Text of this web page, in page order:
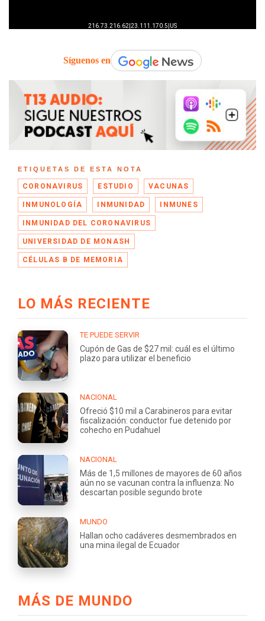
Síguenos en
ETIQUETAS DE ESTA NOTA
CORONAVIRUS ESTUDIO VACUNAS
INMUNOLOGÍA INMUNIDAD INMUNES
INMUNIDAD DEL CORONAVIRUS
UNIVERSIDAD DE MONASH
CÉLULAS B DE MEMORIA
LO MÁS RECIENTE
TE PUEDE SERVIR
Cupón de Gas de $27 mil: cuál es el último
plazo para utilizar el beneficio
NACIONAL
Ofreció $10 mil a Carabineros para evitar
fiscalización: conductor fue detenido por
cohecho en Pudahuel
NACIONAL
Más de 1,5 millones de mayores de 60 años
aún no se vacunan contra la influenza: No
descartan posible segundo brote
MUNDO
Hallan ocho cadáveres desmembrados en
una mina ilegal de Ecuador
MÁS DE MUNDO